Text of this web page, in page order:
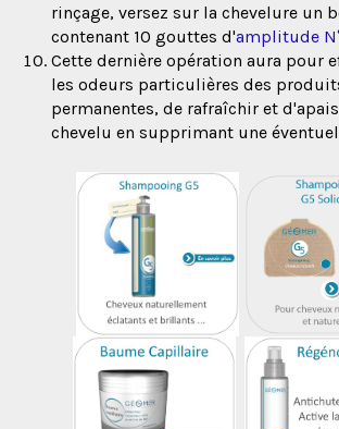
rinçage, versez sur la chevelure un
contenant 10 gouttes d'amplitude
Cette dernière opération aura pour
les odeurs particulières des
permanentes, de rafraîchir et
chevelu en supprimant une